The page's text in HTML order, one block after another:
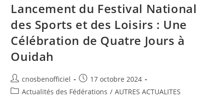
Lancement du Festival National
des Sports et des Loisirs : Une
Célébration de Quatre Jours à
Ouidah
cnosbenofficiel
17 octobre 2024
Actualités des Fédérations / AUTRES ACTUALITES